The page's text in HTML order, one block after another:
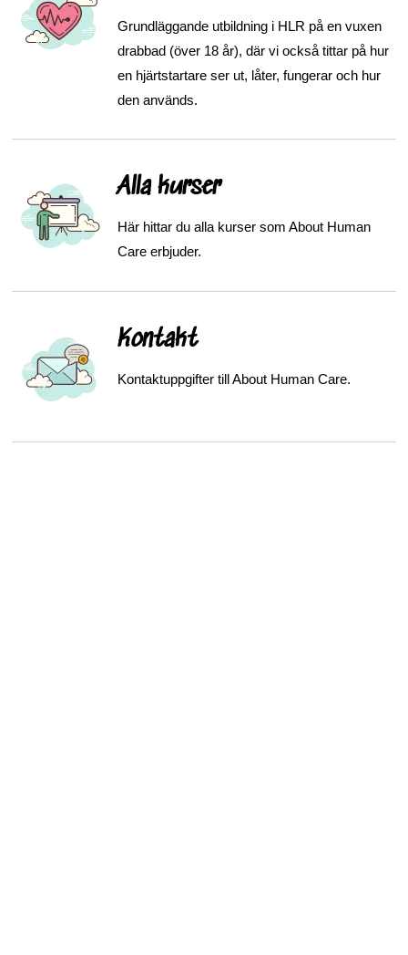
Grundläggande utbildning i HLR på en vuxen
drabbad (över 18 år), där vi också tittar på hur
en hjärtstartare ser ut, låter, fungerar och hur
den används.
Alla kurser
Här hittar du alla kurser som About Human
Care erbjuder.
Kontakt
Kontaktuppgifter till About Human Care.